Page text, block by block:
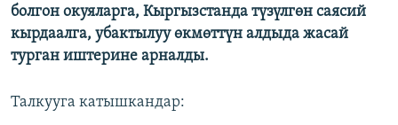
болгон окуяларга, Кыргызстанда түзүлгөн саясий
кырдаалга, убактылуу өкмөттүн алдыда жасай
турган иштерине арналды.
Талкууга катышкандар: